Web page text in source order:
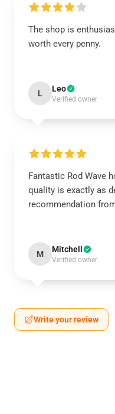
The shop is
worth every penny.
L Leo
Verified owner
Fantastic Rod Wave
quality is exactly as
recommendation
M Mitchell
Verified owner
Write your review